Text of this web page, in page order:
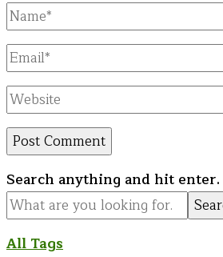
Full
Name
Email
Website
Looking
for
Something?
Search anything and hit enter.
All Tags